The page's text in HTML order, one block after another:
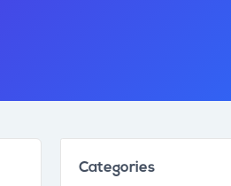
Categories